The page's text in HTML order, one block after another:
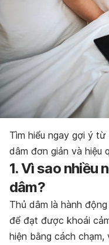
Tìm hiểu ngay gợi ý
dâm đơn giản và hiệu
1. Vì sao nhiều
dâm?
Thủ dâm là hành
để đạt được khoái
hiện bằng cách